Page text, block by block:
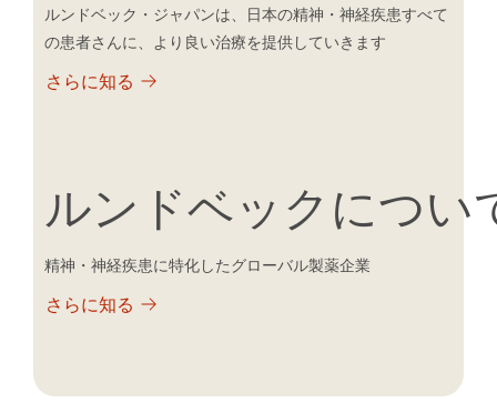
ルンドベック・ジャパンは、日本の精神・神経疾患すべて
の患者さんに、より良い治療を提供していきます
さらに知る
ルンドベックについ
精神・神経疾患に特化したグローバル製薬企業
さらに知る